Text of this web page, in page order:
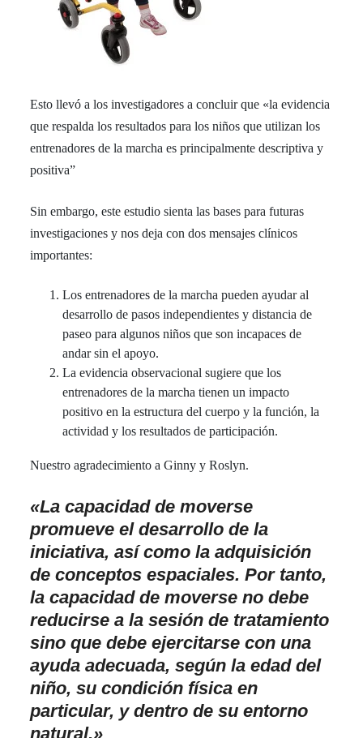
Esto llevó a los investigadores a concluir que «la evidencia
que respalda los resultados para los niños que utilizan los
entrenadores de la marcha es principalmente descriptiva y
positiva”
Sin embargo, este estudio sienta las bases para futuras
investigaciones y nos deja con dos mensajes clínicos
importantes:
Los entrenadores de la marcha pueden ayudar al
desarrollo de pasos independientes y distancia de
paseo para algunos niños que son incapaces de
andar sin el apoyo.
La evidencia observacional sugiere que los
entrenadores de la marcha tienen un impacto
positivo en la estructura del cuerpo y la función, la
actividad y los resultados de participación.
Nuestro agradecimiento a Ginny y Roslyn.
«La capacidad de moverse
promueve el desarrollo de la
iniciativa, así como la adquisición
de conceptos espaciales. Por tanto,
la capacidad de moverse no debe
reducirse a la sesión de tratamiento
sino que debe ejercitarse con una
ayuda adecuada, según la edad del
niño, su condición física en
particular, y dentro de su entorno
natural.»